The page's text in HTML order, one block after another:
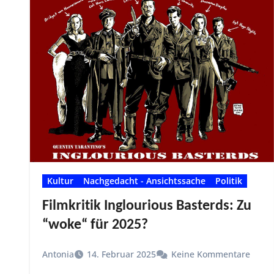
Kultur Nachgedacht - Ansichtssache Politik
Filmkritik Inglourious Basterds: Zu
“woke“ für 2025?
Antonia 14. Februar 2025 Keine Kommentare